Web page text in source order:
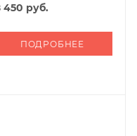
450 руб.
ПОДРОБНЕЕ